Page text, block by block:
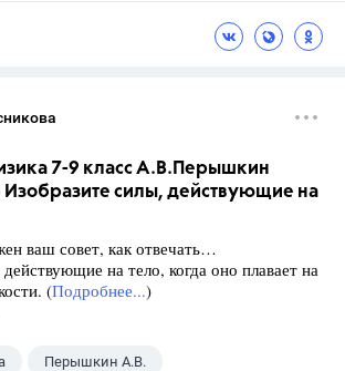
7-9 класс А.В.Перышкин
силы, действующие на
ваш совет, как отвечать…
на тело, когда оно плавает на
(Подробнее...)
Перышкин А.В.